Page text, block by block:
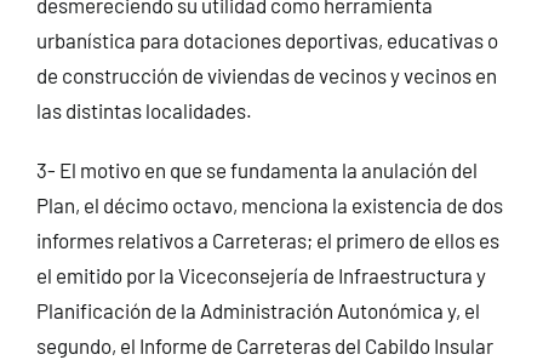
desmereciendo su utilidad como herramienta
urbanística para dotaciones deportivas, educativas o
de construcción de viviendas de vecinos y vecinos en
las distintas localidades.
3- El motivo en que se fundamenta la anulación del
Plan, el décimo octavo, menciona la existencia de dos
informes relativos a Carreteras; el primero de ellos es
el emitido por la Viceconsejería de Infraestructura y
Planificación de la Administración Autonómica y, el
segundo, el Informe de Carreteras del Cabildo Insular